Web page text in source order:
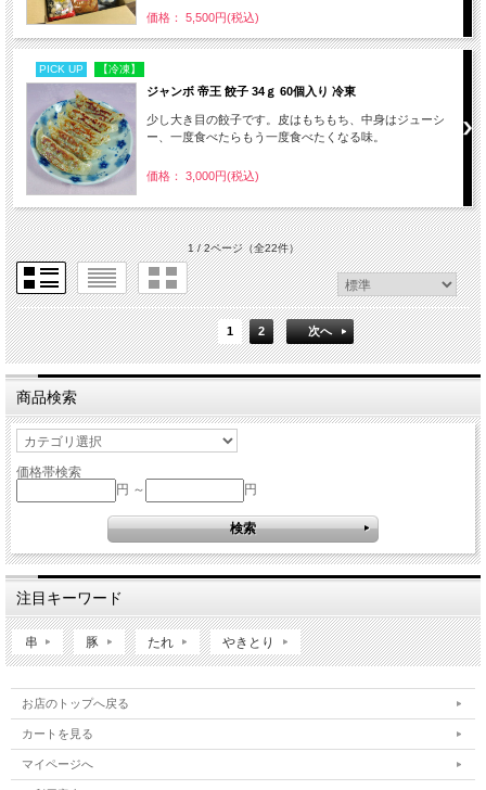
価格： 5,500円(税込)
PICK UP 【冷凍】
ジャンボ 帝王 餃子 34ｇ 60個入り 冷東
少し大き目の餃子です。皮はもちもち、中身はジューシ
ー、一度食べたらもう一度食べたくなる味。
価格： 3,000円(税込)
1 / 2ページ（全22件）
1 2 次へ
商品検索
価格帯検索
円 ～
円
注目キーワード
串 豚 たれ やきとり
お店のトップへ戻る
カートを見る
マイページへ